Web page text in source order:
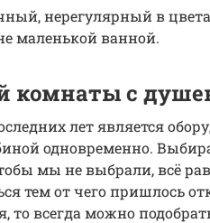
нерегулярный в
маленькой ванной.
комнаты с
лет является
одновременно.
мы не выбрали, всё
тем от чего пришлось
то всегда можно